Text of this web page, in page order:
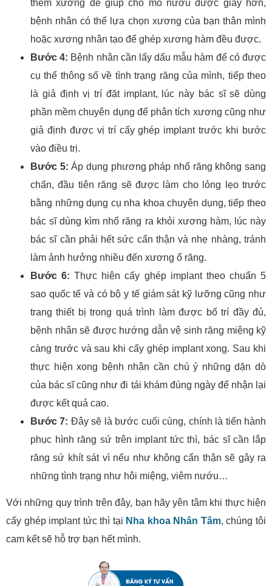
thêm xương để giúp cho mô nướu được giày hơn,
bệnh nhân có thể lựa chọn xương của bạn thân mình
hoặc xương nhân tạo để ghép xương hàm đều được.
Bước 4: Bệnh nhân cần lấy dấu mẫu hàm để có được
cụ thể thông số về tình trạng răng của mình, tiếp theo
là giả định vị trí đặt implant, lúc này bác sĩ sẽ dùng
phần mềm chuyên dụng để phân tích xương cũng như
giả định được vị trí cấy ghép implant trước khi bước
vào điều trị.
Bước 5: Áp dụng phương pháp nhổ răng không sang
chấn, đầu tiên răng sẽ được làm cho lỏng lẹo trước
bằng những dụng cụ nha khoa chuyên dụng, tiếp theo
bác sĩ dùng kìm nhổ răng ra khỏi xương hàm, lúc này
bác sĩ cần phải hết sức cẩn thận và nhẹ nhàng, tránh
làm ảnh hưởng nhiều đến xương ổ răng.
Bước 6: Thực hiện cấy ghép implant theo chuẩn 5
sao quốc tế và có bộ y tế giám sát kỹ lưỡng cũng như
trang thiết bị trong quá trình làm được bố trí đầy đủ,
bệnh nhân sẽ được hướng dẫn vệ sinh răng miệng kỹ
càng trước và sau khi cấy ghép implant xong. Sau khi
thực hiện xong bệnh nhân cần chú ý những dặn dò
của bác sĩ cũng như đi tái khám đúng ngày để nhận lại
được kết quả cao.
Bước 7: Đây sẽ là bước cuối cùng, chính là tiến hành
phục hình răng sứ trên implant tức thì, bác sĩ cần lắp
răng sứ khít sát vì nếu như không cẩn thận sẽ gây ra
những tình trạng như hôi miệng, viêm nướu…
Với những quy trình trên đây, bạn hãy yên tâm khi thực hiện
cấy ghép implant tức thì tại Nha khoa Nhân Tâm, chúng tôi
cam kết sẽ hỗ trợ bạn hết mình.